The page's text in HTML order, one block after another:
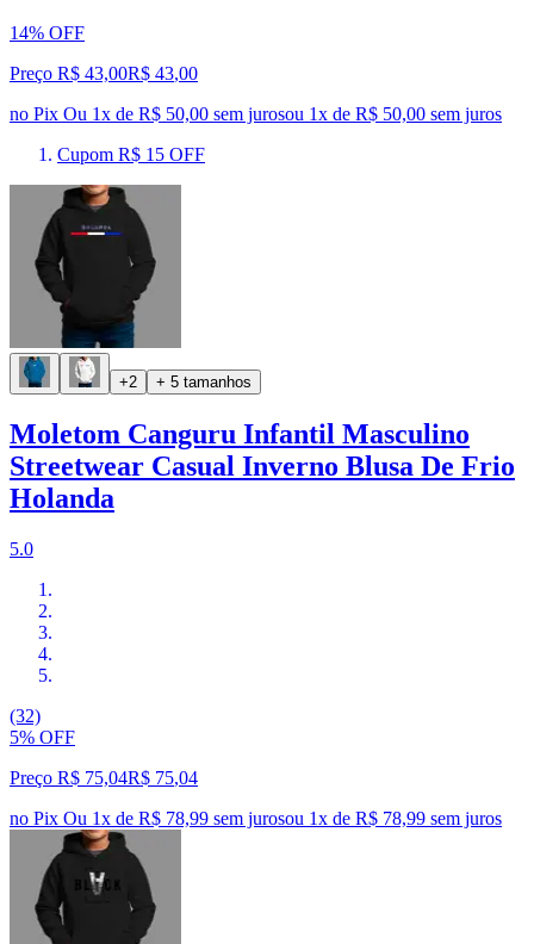
14% OFF
Preço R$ 43,00R$ 43,00
no Pix Ou 1x de R$ 50,00 sem jurosou 1x de R$ 50,00 sem juros
Cupom R$ 15 OFF
+2 + 5 tamanhos
Moletom Canguru Infantil Masculino
Streetwear Casual Inverno Blusa De Frio
Holanda
5.0
(32)
5% OFF
Preço R$ 75,04R$ 75,04
no Pix Ou 1x de R$ 78,99 sem jurosou 1x de R$ 78,99 sem juros